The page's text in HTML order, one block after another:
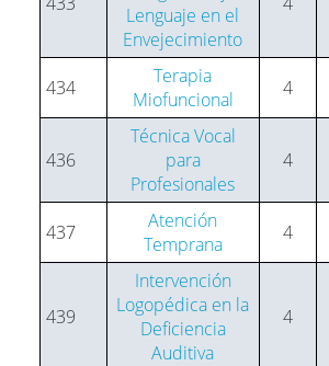
Lenguaje en el
Envejecimiento
434
Terapia
Miofuncional
4
436
Técnica Vocal
para
Profesionales
4
437
Atención
Temprana
4
439
Intervención
Logopédica en la
Deficiencia
Auditiva
4